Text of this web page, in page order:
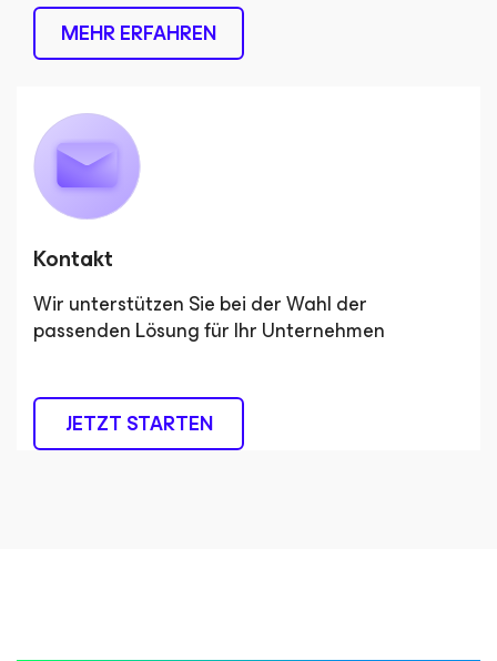
MEHR ERFAHREN
Kontakt
Wir unterstützen Sie bei der Wahl der
passenden Lösung für Ihr Unternehmen
JETZT STARTEN